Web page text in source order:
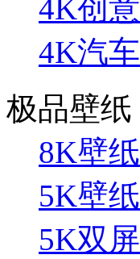
4K创意
4K汽车
极品壁纸
8K壁纸
5K壁纸
5K双屏